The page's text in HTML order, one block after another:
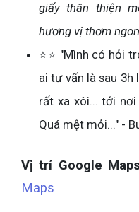
giấy thân thiện
hương vị thơm
⭐⭐ "Mình có hỏi
ai tư vấn là sau
rất xa xôi... tới
Quá mệt mỏi..." -
Vị trí Google
Maps